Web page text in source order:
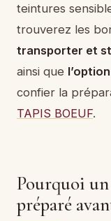
teintures
trouverez les
transporter et
ainsi que
confier la
TAPIS BOEUF.
Pourquoi
préparé